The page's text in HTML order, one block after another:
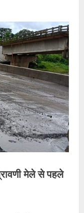
मेले से पहले